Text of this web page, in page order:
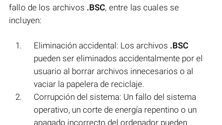
fallo de los archivos .BSC, entre las cuales se
incluyen:
Eliminación accidental: Los archivos .BSC
pueden ser eliminados accidentalmente por el
usuario al borrar archivos innecesarios o al
vaciar la papelera de reciclaje.
Corrupción del sistema: Un fallo del sistema
operativo, un corte de energía repentino o un
apagado incorrecto del ordenador pueden